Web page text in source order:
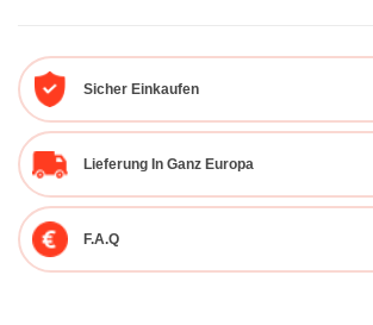
Sicher Einkaufen
Lieferung In Ganz Europa
F.A.Q